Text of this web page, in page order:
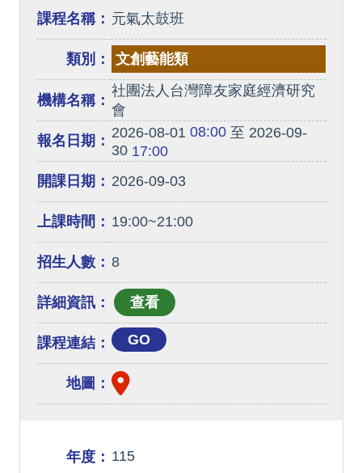
課程名稱： 元氣太鼓班
類別： 文創藝能類
機構名稱：
社團法人台灣障友家庭經濟研究
會
報名日期： 2026-08-01 08:00至 2026-09-
3017:00
開課日期： 2026-09-03
上課時間： 19:00~21:00
招生人數： 8
詳細資訊：
課程連結： GO
地圖：
年度： 115